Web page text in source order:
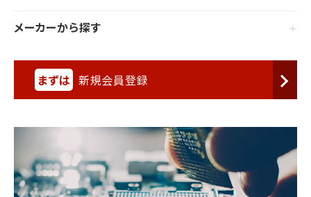
メーカーから探す
まずは 新規会員登録